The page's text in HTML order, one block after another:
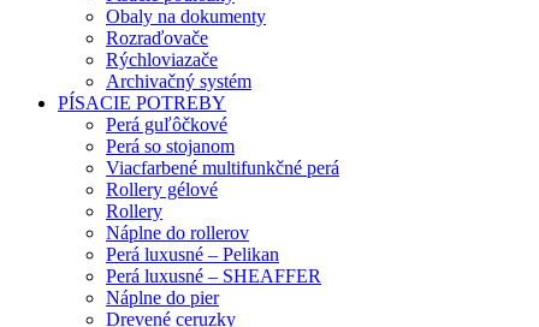
Obaly na dokumenty
Rozraďovače
Rýchloviazače
Archivačný systém
PÍSACIE POTREBY
Perá guľôčkové
Perá so stojanom
Viacfarbené multifunkčné perá
Rollery gélové
Rollery
Náplne do rollerov
Perá luxusné – Pelikan
Perá luxusné – SHEAFFER
Náplne do pier
Drevené ceruzky